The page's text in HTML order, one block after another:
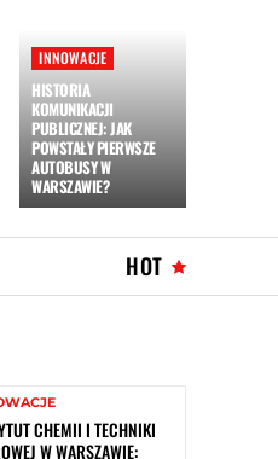
INNOWACJE
HISTORIA
KOMUNIKACJI
PUBLICZNEJ: JAK
POWSTAŁY PIERWSZE
AUTOBUSY W
WARSZAWIE?
HOT
CHEMII I TECHNIKI
W WARSZAWIE: